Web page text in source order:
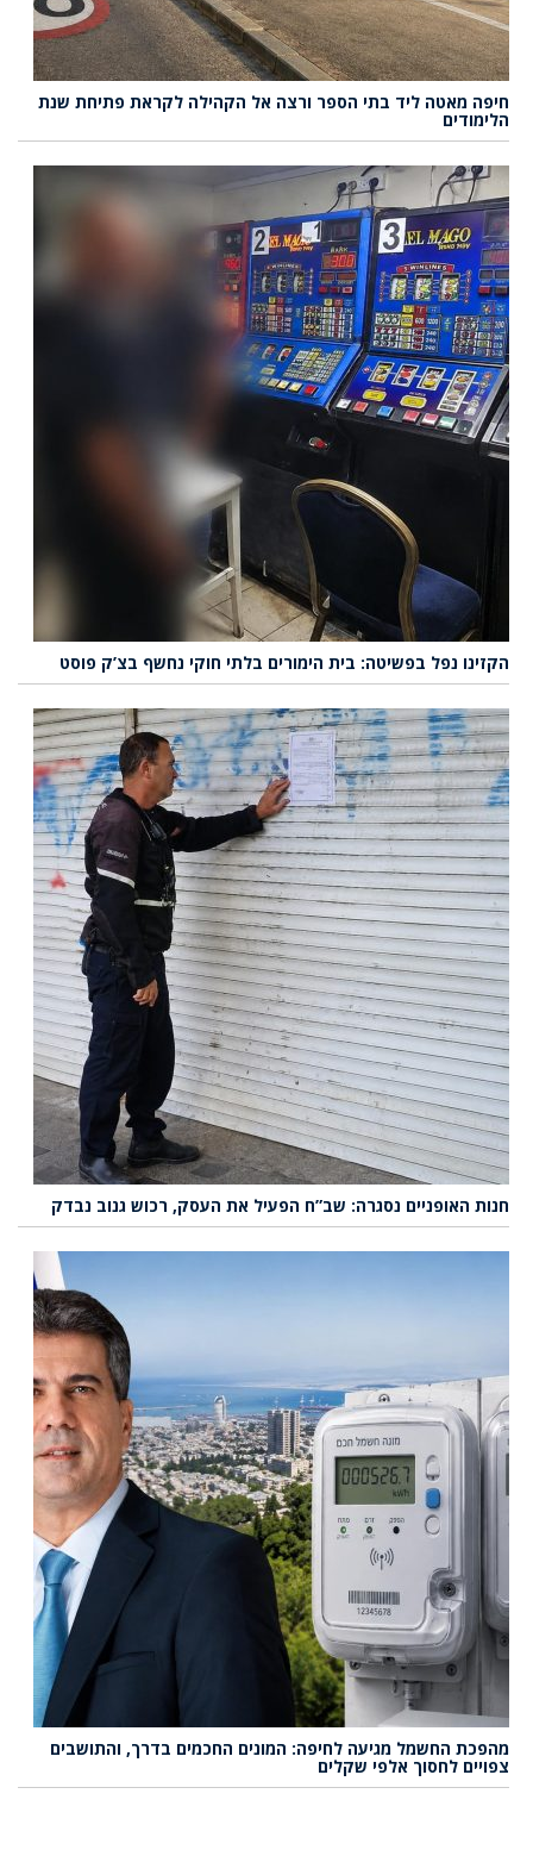
חיפה מאטה ליד בתי הספר ורצה אל הקהילה לקראת פתיחת שנת
הלימודים
הקזינו נפל בפשיטה: בית הימורים בלתי חוקי נחשף בצ’ק פוסט
חנות האופניים נסגרה: שב”ח הפעיל את העסק, רכוש גנוב נבדק
מהפכת החשמל מגיעה לחיפה: המונים החכמים בדרך, והתושבים
צפויים לחסוך אלפי שקלים